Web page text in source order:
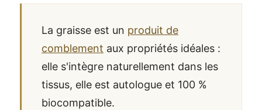
La graisse est un produit de
comblement aux propriétés idéales :
elle s'intègre naturellement dans les
tissus, elle est autologue et 100 %
biocompatible.